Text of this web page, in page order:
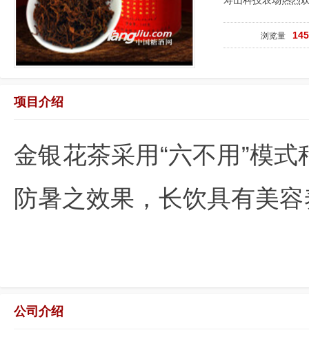
浏览量
项目介绍
金银花茶采用 “六不用”模
防暑之效果，长饮具有美
公司介绍